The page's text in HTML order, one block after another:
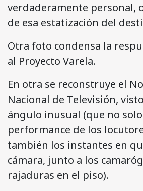
verdaderamente personal,
de esa estatización del
Otra foto condensa la
al Proyecto Varela.
En otra se reconstruye el
Nacional de Televisión,
ángulo inusual (que no
performance de los
también los instantes en
cámara, junto a los
rajaduras en el piso).